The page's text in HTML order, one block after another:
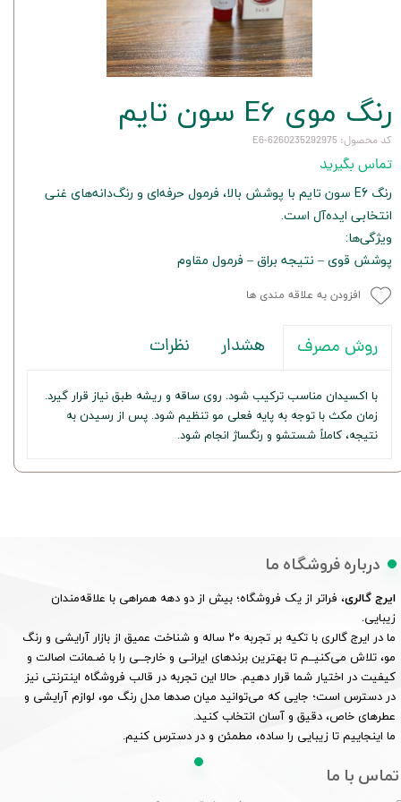
رنگ موی E6 سون تایم
کد محصول: 6260235292975-E6
تماس بگیرید
رنگ E6 سون تایم با پوشش بالا، فرمول حرفه‌ای و رنگ‌دانه‌های غنی
انتخابی ایده‌آل است.
ویژگی‌ها:
پوشش قوی – نتیجه براق – فرمول مقاوم
افزودن به علاقه مندی ها
روش مصرف هشدار نظرات
با اکسیدان مناسب ترکیب شود. روی ساقه و ریشه طبق نیاز قرار گیرد.
زمان مکث با توجه به پایه فعلی مو تنظیم شود. پس از رسیدن به
نتیجه، کاملاً شستشو و رنگساژ انجام شود.
درباره فروشگاه ما
ایرج گالری، فراتر از یک فروشگاه؛ بیش از دو دهه همراهی با علاقه‌مندان
زیبایی.
ما در ایرج گالری با تکیه بر تجربه ۲۰ ساله و شناخت عمیق از بازار آرایشی و رنگ
مو، تلاش می‌کنیــم تا بهترین برندهای ایرانـی و خارجــی را با ضـمانت اصالت و
کیفیت در اختیار شما قرار دهیم. حالا این تجربه در قالب فروشگاه اینترنتی نیز
در دسترس است؛ جایی که می‌توانید میان صدها مدل رنگ مو، لوازم آرایشی و
عطرهای خاص، دقیق و آسان انتخاب کنید.
ما اینجاییم تا زیبایی را ساده، مطمئن و در دسترس کنیم.
تماس با ما